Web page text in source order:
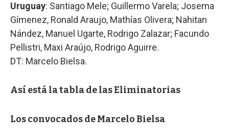
Uruguay: Santiago Mele; Guillermo Varela; Josema
Gímenez, Ronald Araujo, Mathías Olivera; Nahitan
Nández, Manuel Ugarte, Rodrigo Zalazar; Facundo
Pellistri, Maxi Araújo, Rodrigo Aguirre.
DT: Marcelo Bielsa.
Así está la tabla de las Eliminatorias
Los convocados de Marcelo Bielsa